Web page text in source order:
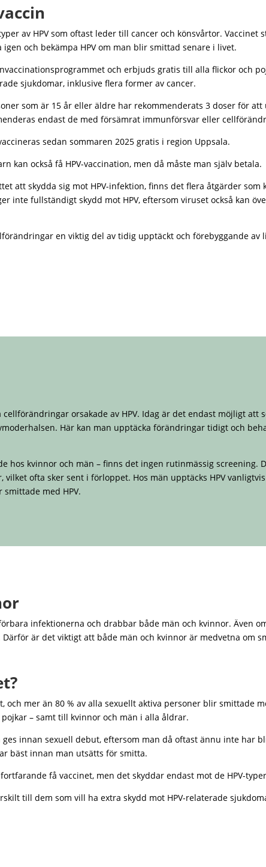
av HPV som oftast leder till cancer och könsvårtor.
och bekämpa HPV om man blir smittad senare i livet.
och erbjuds gratis till alla flickor och
sjukdomar, inklusive flera former av cancer.
som är 15 år eller äldre har rekommenderats 3 doser för
endast de med försämrat immunförsvar eller
sedan sommaren 2025 gratis i region Uppsala.
kan också få HPV-vaccination, men då måste man själv betala.
att skydda sig mot HPV-infektion, finns det flera åtgärder
inte fullständigt skydd mot HPV, eftersom viruset också kan
en viktig del av tidig upptäckt och förebyggande av
orsakade av HPV. Idag är det endast möjligt att
Här kan man upptäcka förändringar tidigt och
hos kvinnor och män – finns det ingen rutinmässig
ofta sker sent i förloppet. Hos män upptäcks HPV
med HPV.
infektionerna och drabbar både män och kvinnor. Även
Därför är det viktigt att både män och kvinnor är medvetna om
och mer än 80 % av alla sexuellt aktiva personer blir smittade
– samt till kvinnor och män i alla åldrar.
innan sexuell debut, eftersom man då oftast ännu inte har
bäst innan man utsätts för smitta.
få vaccinet, men det skyddar endast mot de HPV-
till dem som vill ha extra skydd mot HPV-relaterade